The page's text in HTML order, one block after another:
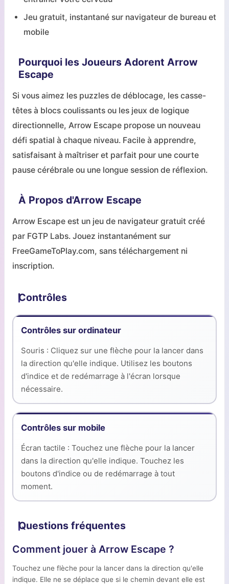
Jeu gratuit, instantané sur navigateur de bureau et
mobile
Pourquoi les Joueurs Adorent Arrow
Escape
Si vous aimez les puzzles de déblocage, les casse-
têtes à blocs coulissants ou les jeux de logique
directionnelle, Arrow Escape propose un nouveau
défi spatial à chaque niveau. Facile à apprendre,
satisfaisant à maîtriser et parfait pour une courte
pause cérébrale ou une longue session de réflexion.
À Propos d'Arrow Escape
Arrow Escape est un jeu de navigateur gratuit créé
par FGTP Labs. Jouez instantanément sur
FreeGameToPlay.com, sans téléchargement ni
inscription.
Contrôles
Contrôles sur ordinateur
Souris : Cliquez sur une flèche pour la lancer dans
la direction qu'elle indique. Utilisez les boutons
d'indice et de redémarrage à l'écran lorsque
nécessaire.
Contrôles sur mobile
Écran tactile : Touchez une flèche pour la lancer
dans la direction qu'elle indique. Touchez les
boutons d'indice ou de redémarrage à tout
moment.
Questions fréquentes
Comment jouer à Arrow Escape ?
Touchez une flèche pour la lancer dans la direction qu'elle
indique. Elle ne se déplace que si le chemin devant elle est